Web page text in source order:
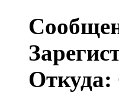
Откуда: